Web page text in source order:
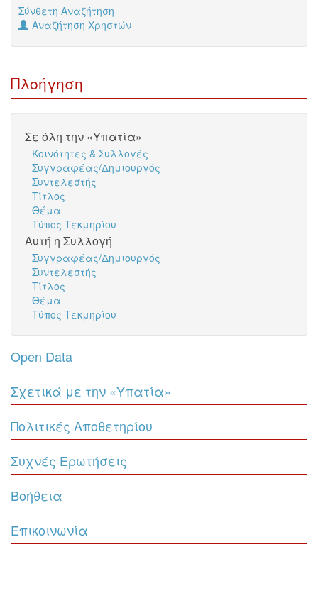
Σύνθετη Αναζήτηση
Αναζήτηση Χρηστών
Πλοήγηση
Σε όλη την «Υπατία»
Κοινότητες & Συλλογές
Συγγραφέας/Δημιουργός
Συντελεστής
Τίτλος
Θέμα
Τύπος Τεκμηρίου
Αυτή η Συλλογή
Συγγραφέας/Δημιουργός
Συντελεστής
Τίτλος
Θέμα
Τύπος Τεκμηρίου
Open Data
Σχετικά με την «Υπατία»
Πολιτικές Αποθετηρίου
Συχνές Ερωτήσεις
Βοήθεια
Επικοινωνία